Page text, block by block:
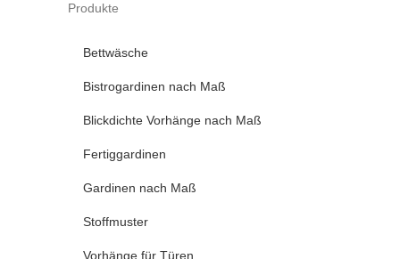
Produkte
Bettwäsche
Bistrogardinen nach Maß
Blickdichte Vorhänge nach Maß
Fertiggardinen
Gardinen nach Maß
Stoffmuster
Vorhänge für Türen